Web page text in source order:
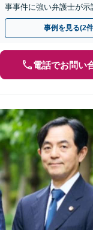
事事件に強い弁護士が
トします。【加害者側の
事例を見る(2
電話でお問い